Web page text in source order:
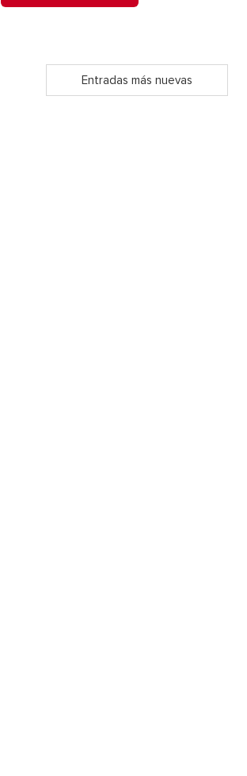
Entradas más nuevas